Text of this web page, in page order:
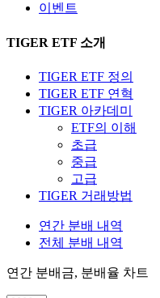
이벤트
TIGER ETF 소개
TIGER ETF 정의
TIGER ETF 연혁
TIGER 아카데미
ETF의 이해
초급
중급
고급
TIGER 거래방법
연간 분배 내역
전체 분배 내역
연간 분배금, 분배율 차트